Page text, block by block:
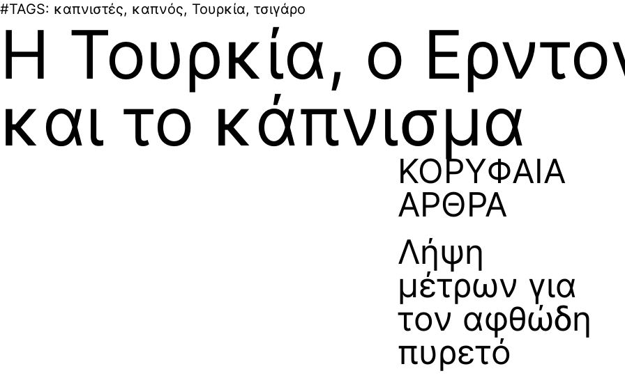
#TAGS: καπνιστές, καπνός, Τουρκία, τσιγάρο
Η Τουρκία, ο
και το κάπνισμα
ΚΟΡΥΦΑΙΑ
ΑΡΘΡΑ
Λήψη
μέτρων για
τον αφθώδη
πυρετό